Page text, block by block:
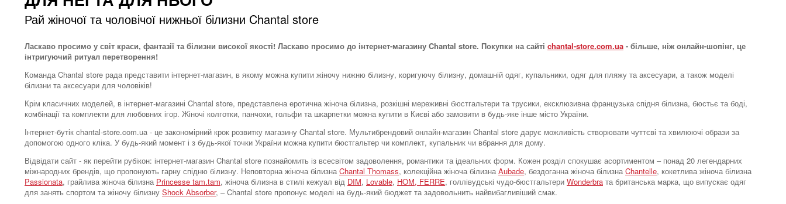
Рай жіночої та чоловічої нижньої білизни Chantal store
Ласкаво просимо у світ краси, фантазії та білизни високої якості! Ласкаво просимо до інтернет-магазину Chantal store. Покупки на сайті chantal-store.com.ua - більше, ніж онлайн-шопінг, це
інтригуючий ритуал перетворення!
Команда Chantal store рада представити інтернет-магазин, в якому можна купити жіночу нижню білизну, коригуючу білизну, домашній одяг, купальники, одяг для пляжу та аксесуари, а також моделі
білизни та аксесуари для чоловіків!
Крім класичних моделей, в інтернет-магазині Chantal store, представлена ​​еротична жіноча білизна, розкішні мереживні бюстгальтери та трусики, ексклюзивна французька спідня білизна, бюстьє та боді,
комбінації та комплекти для любовних ігор. Жіночі колготки, панчохи, гольфи та шкарпетки можна купити в Києві або замовити в будь-яке інше місто України.
Інтернет-бутік chantal-store.com.ua - це закономірний крок розвитку магазину Chantal store. Мультибрендовий онлайн-магазин Chantal store дарує можливість створювати чуттєві та хвилюючі образи за
допомогою одного кліка. У будь-який момент і з будь-якої точки України можна купити бюстгальтер чи комплект, купальник чи вбрання для дому.
Відвідати сайт - як перейти рубікон: інтернет-магазин Chantal store познайомить із всесвітом задоволення, романтики та ідеальних форм. Кожен розділ спокушає асортиментом – понад 20 легендарних
міжнародних брендів, що пропонують гарну спідню білизну. Неповторна жіноча білизнаChantal Thomass, колекційна жіноча білизнаAubade, бездоганна жіноча білизнаChantelle, кокетлива жіноча білизна
Passionata, грайлива жіноча білизна Princesse tam.tam, жіноча білизна в стилі кежуал від DIM, Lovable, HOM, FERRE, голлівудські чудо-бюстгальтери Wonderbra та британська марка, що випускає одяг
для занять спортом та жіночу білизну Shock Absorber, – Chantal store пропонує моделі на будь-який бюджет та задовольнить найвибагливіший смак.